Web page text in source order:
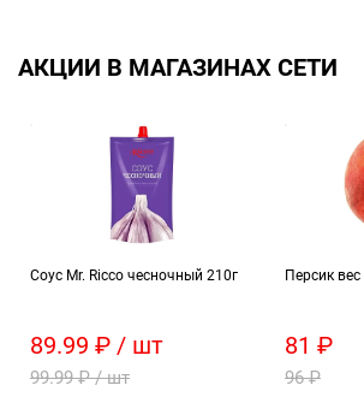
АКЦИИ В МАГАЗИНАХ СЕТИ
Соус Mr. Ricco чесночный 210г
89.99 ₽ / шт
99.99 ₽ / шт
Персик вес
81 ₽
96 ₽